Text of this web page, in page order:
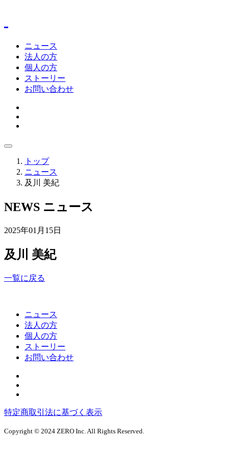
ニュース
法人の方
個人の方
ストーリー
お問い合わせ
トップ
ニュース
及川 美紀
NEWS ニュース
2025年01月15日
及川 美紀
一覧に戻る
ニュース
法人の方
個人の方
ストーリー
お問い合わせ
特定商取引法に基づく表示
Copyright © 2024 ZERO Inc. All Rights Reserved.